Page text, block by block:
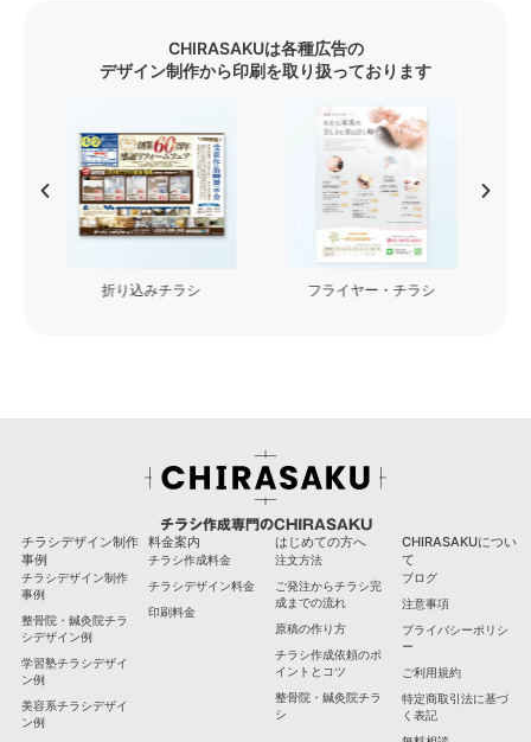
CHIRASAKUは各種広告の
デザイン制作から印刷を取り扱っております
フライヤー・チラシ 看板・カッティングシート
チラシ作成専門のCHIRASAKU
チラシデザイン制作
事例
チラシデザイン制作
事例
整骨院・鍼灸院チラ
シデザイン例
学習塾チラシデザイ
ン例
美容系チラシデザイ
ン例
料金案内
チラシ作成料金
チラシデザイン料金
印刷料金
はじめての方へ
注文方法
ご発注からチラシ完
成までの流れ
原稿の作り方
チラシ作成依頼のポ
イントとコツ
整骨院・鍼灸院チラ
シ
CHIRASAKUについ
て
ブログ
注意事項
プライバシーポリシ
ー
ご利用規約
特定商取引法に基づ
く表記